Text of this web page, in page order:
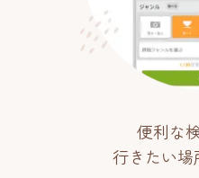
便利な
行きたい場